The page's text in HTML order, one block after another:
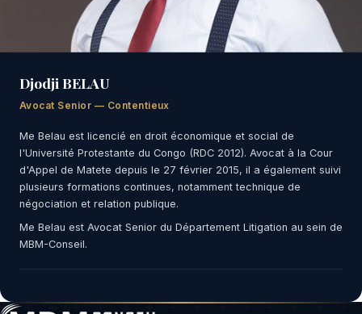
Djodji BELAU
Avocat Senior — Contentieux
Me Belau est licencié en droit économique et social de
l'Université Protestante du Congo (RDC 2012). Avocat à la Cour
d'Appel de Matete depuis le 27 février 2015, il a également suivi
plusieurs formations continues, notamment technique de
négociation et relation publique.
Me Belau est Avocat Senior du Département Litigation au sein de
MBM-Conseil.